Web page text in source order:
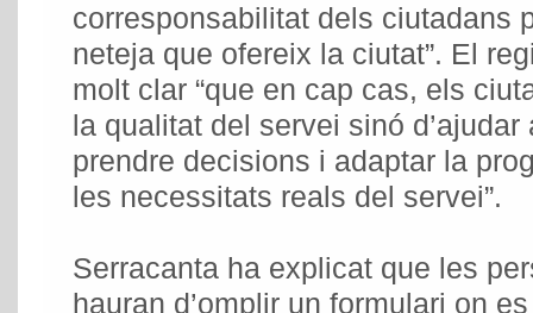
corresponsabilitat dels ciutadans
neteja que ofereix la ciutat”. El
molt clar “que en cap cas, els
la qualitat del servei sinó
prendre decisions i adaptar la
les necessitats reals del servei”.
Serracanta ha explicat que les
hauran d’omplir un formulari on